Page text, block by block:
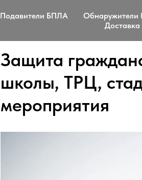
Подавители БПЛА
Доставка
Защита
школы, ТРЦ,
мероприятия